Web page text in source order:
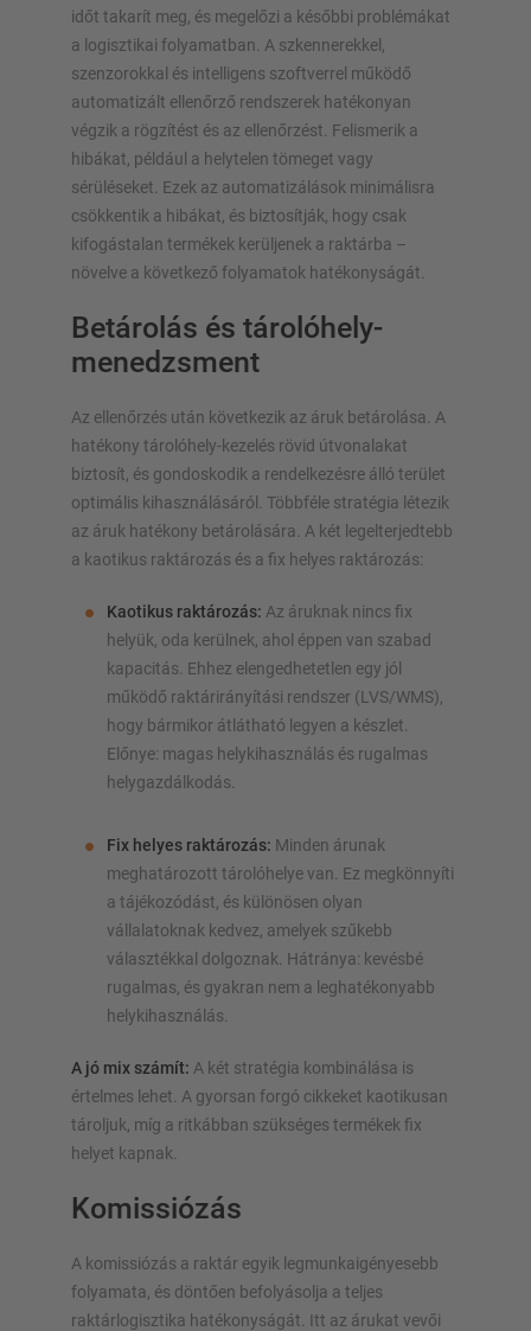
időt takarít meg, és megelőzi a későbbi problémákat
a logisztikai folyamatban. A szkennerekkel,
szenzorokkal és intelligens szoftverrel működő
automatizált ellenőrző rendszerek hatékonyan
végzik a rögzítést és az ellenőrzést. Felismerik a
hibákat, például a helytelen tömeget vagy
sérüléseket. Ezek az automatizálások minimálisra
csökkentik a hibákat, és biztosítják, hogy csak
kifogástalan termékek kerüljenek a raktárba –
növelve a következő folyamatok hatékonyságát.
Betárolás és tárolóhely-
menedzsment
Az ellenőrzés után következik az áruk betárolása. A
hatékony tárolóhely-kezelés rövid útvonalakat
biztosít, és gondoskodik a rendelkezésre álló terület
optimális kihasználásáról. Többféle stratégia létezik
az áruk hatékony betárolására. A két legelterjedtebb
a kaotikus raktározás és a fix helyes raktározás:
Kaotikus raktározás: Az áruknak nincs fix
helyük, oda kerülnek, ahol éppen van szabad
kapacitás. Ehhez elengedhetetlen egy jól
működő raktárirányítási rendszer (LVS/WMS),
hogy bármikor átlátható legyen a készlet.
Előnye: magas helykihasználás és rugalmas
helygazdálkodás.
Fix helyes raktározás: Minden árunak
meghatározott tárolóhelye van. Ez megkönnyíti
a tájékozódást, és különösen olyan
vállalatoknak kedvez, amelyek szűkebb
választékkal dolgoznak. Hátránya: kevésbé
rugalmas, és gyakran nem a leghatékonyabb
helykihasználás.
A jó mix számít: A két stratégia kombinálása is
értelmes lehet. A gyorsan forgó cikkeket kaotikusan
tároljuk, míg a ritkábban szükséges termékek fix
helyet kapnak.
Komissiózás
A komissiózás a raktár egyik legmunkaigényesebb
folyamata, és döntően befolyásolja a teljes
raktárlogisztika hatékonyságát. Itt az árukat vevői